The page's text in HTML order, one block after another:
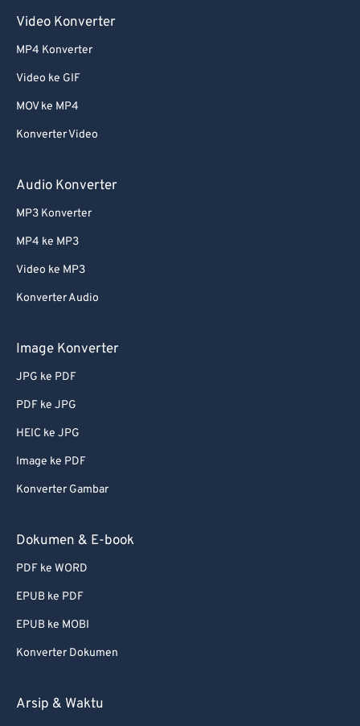
Video Konverter
MP4 Konverter
Video ke GIF
MOV ke MP4
Konverter Video
Audio Konverter
MP3 Konverter
MP4 ke MP3
Video ke MP3
Konverter Audio
Image Konverter
JPG ke PDF
PDF ke JPG
HEIC ke JPG
Image ke PDF
Konverter Gambar
Dokumen & E-book
PDF ke WORD
EPUB ke PDF
EPUB ke MOBI
Konverter Dokumen
Arsip & Waktu